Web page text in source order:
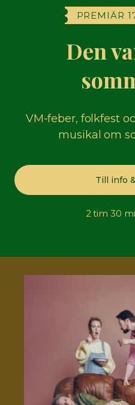
PREMIÄR
Den
VM-feber, folkfest
musikal om
Till info
2 tim 30